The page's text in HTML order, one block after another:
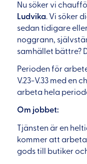
Nu söker vi
Ludvika. Vi söker
sedan tidigare
noggrann,
samhället bättre?
Perioden för
V.23-V.33 med en
arbeta hela
Om jobbet:
Tjänsten är en
kommer att
gods till butiker